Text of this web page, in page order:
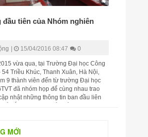
đầu tiên của Nhóm nghiên
| 15/04/2016 08:47 0
vừa qua, tại Trường Đại học Công
54 Triều Khúc, Thanh Xuân, Hà Nội,
9 thành viên đến từ trường Đại học
đã nhóm họp để cùng nhau trao
nhật những thông tin ban đầu liên
MỚI